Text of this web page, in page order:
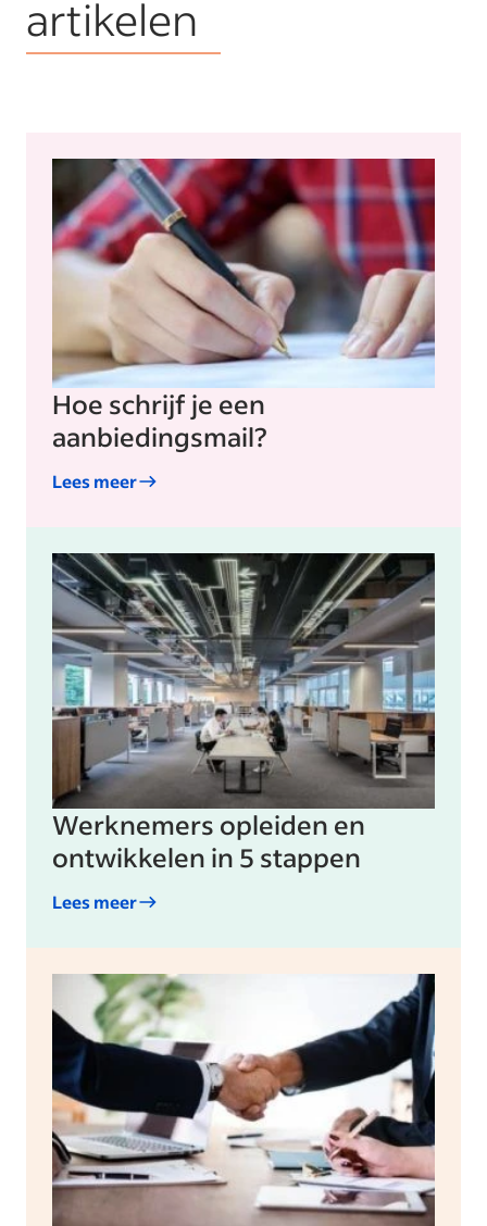
artikelen
Hoe schrijf je een
aanbiedingsmail?
Lees meer
Werknemers opleiden en
ontwikkelen in 5 stappen
Lees meer